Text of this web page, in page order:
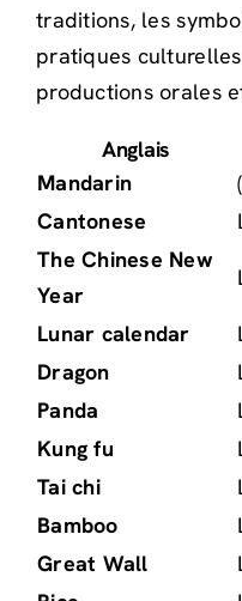
traditions, les
pratiques
productions orales
Anglais
Mandarin
Cantonese
The Chinese New
Year
Lunar calendar
Dragon
Panda
Kung fu
Tai chi
Bamboo
Great Wall